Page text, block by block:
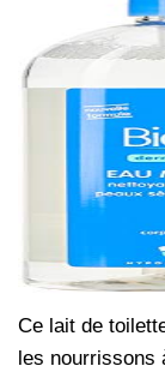
Ce lait de
les nourrissons